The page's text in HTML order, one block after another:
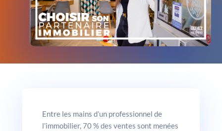
Entre les mains d’un professionnel de
l’immobilier, 70 % des ventes sont menées